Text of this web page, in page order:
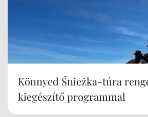
Könnyed Śnieżka-túra
kiegészítő programmal